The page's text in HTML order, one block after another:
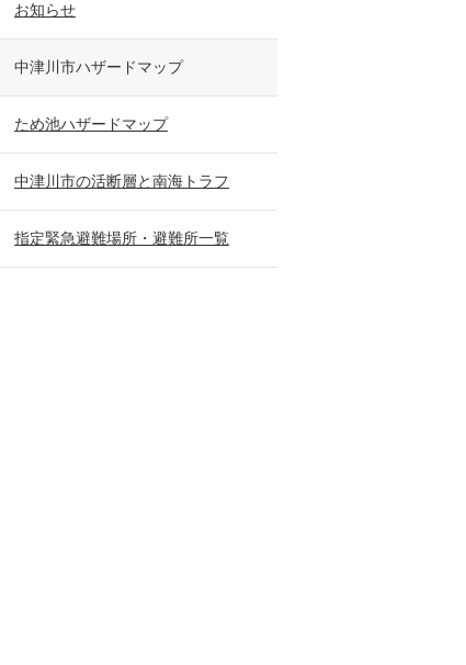
お知らせ
中津川市ハザードマップ
ため池ハザードマップ
中津川市の活断層と南海トラフ
指定緊急避難場所・避難所一覧